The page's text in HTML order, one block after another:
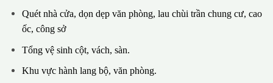
Quét nhà cửa, dọn dẹp văn phòng, lau chùi trần chung cư, cao
ốc, công sở
Tổng vệ sinh cột, vách, sàn.
Khu vực hành lang bộ, văn phòng.